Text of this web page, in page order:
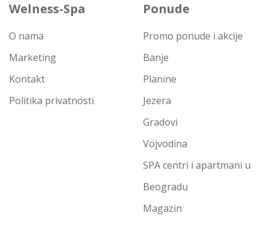
Welness-Spa
O nama
Marketing
Kontakt
Politika privatnosti
Ponude
Promo ponude i akcije
Banje
Planine
Jezera
Gradovi
Vojvodina
SPA centri i apartmani u
Beogradu
Magazin